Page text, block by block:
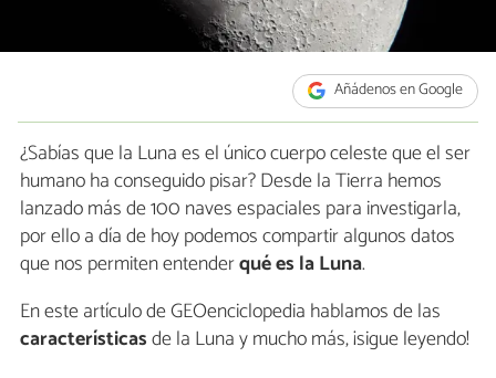
Añádenos en Google
¿Sabías que la Luna es el único cuerpo celeste que el ser
humano ha conseguido pisar? Desde la Tierra hemos
lanzado más de 100 naves espaciales para investigarla,
por ello a día de hoy podemos compartir algunos datos
que nos permiten entenderqué es la Luna.
En este artículo de GEOenciclopedia hablamos de las
característicasde la Luna y mucho más, ¡sigue leyendo!